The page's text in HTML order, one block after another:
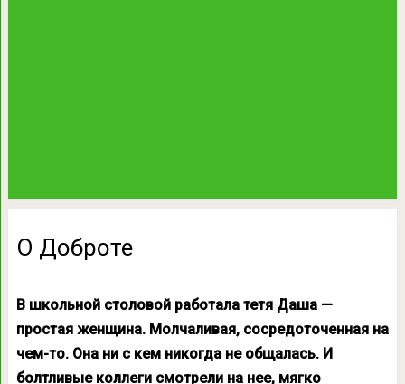
О Доброте
В школьной столовой работала тетя Даша —
простая женщина. Молчаливая, сосредоточенная на
чем-то. Она ни с кем никогда не общалась. И
болтливые коллеги смотрели на нее, мягко